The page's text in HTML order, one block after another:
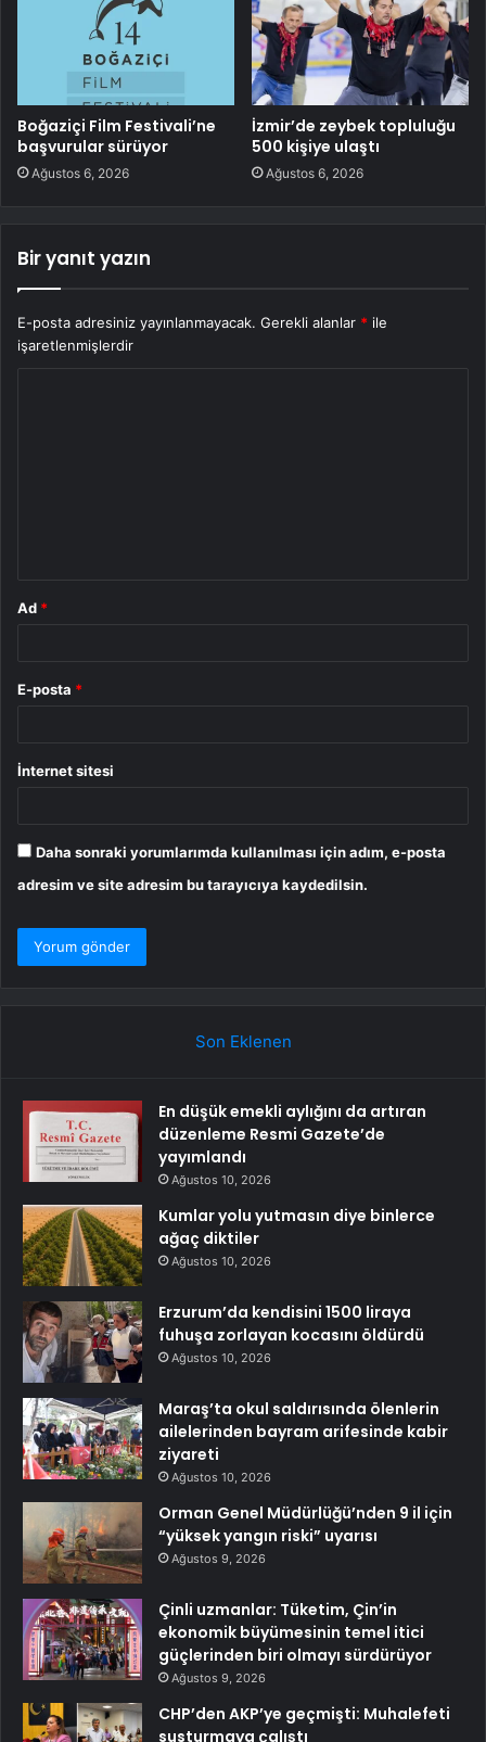
Boğaziçi Film Festivali’ne
başvurular sürüyor
Ağustos 6, 2026
İzmir’de zeybek topluluğu
500 kişiye ulaştı
Ağustos 6, 2026
Bir yanıt yazın
E-posta adresiniz yayınlanmayacak. Gerekli alanlar * ile
işaretlenmişlerdir
Ad *
E-posta *
İnternet sitesi
Daha sonraki yorumlarımda kullanılması için adım, e-posta
adresim ve site adresim bu tarayıcıya kaydedilsin.
Son Eklenen
En düşük emekli aylığını da artıran
düzenleme Resmi Gazete’de
yayımlandı
Ağustos 10, 2026
Kumlar yolu yutmasın diye binlerce
ağaç diktiler
Ağustos 10, 2026
Erzurum’da kendisini 1500 liraya
fuhuşa zorlayan kocasını öldürdü
Ağustos 10, 2026
Maraş’ta okul saldırısında ölenlerin
ailelerinden bayram arifesinde kabir
ziyareti
Ağustos 10, 2026
Orman Genel Müdürlüğü’nden 9 il için
“yüksek yangın riski” uyarısı
Ağustos 9, 2026
Çinli uzmanlar: Tüketim, Çin’in
ekonomik büyümesinin temel itici
güçlerinden biri olmayı sürdürüyor
Ağustos 9, 2026
CHP’den AKP’ye geçmişti: Muhalefeti
susturmaya çalıştı